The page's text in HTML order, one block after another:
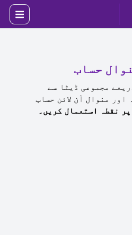
حساب
مجموعی ڈیٹا سے
منوال آن لائن حساب
نقطہ استعمال کریں۔